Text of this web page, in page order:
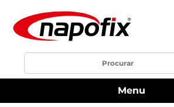
Menu